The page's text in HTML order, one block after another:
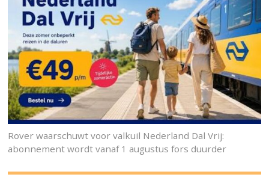
Rover waarschuwt voor valkuil Nederland Dal Vrij:
abonnement wordt vanaf 1 augustus fors duurder